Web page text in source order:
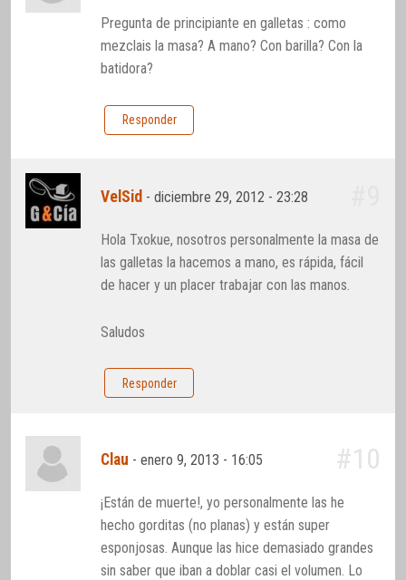
Pregunta de principiante en galletas : como
mezclais la masa? A mano? Con barilla? Con la
batidora?
Responder
VelSid -diciembre 29, 2012 - 23:28
Hola Txokue, nosotros personalmente la masa de
las galletas la hacemos a mano, es rápida, fácil
de hacer y un placer trabajar con las manos.
Saludos
Responder
Clau -enero 9, 2013 - 16:05 #10
¡Están de muerte!, yo personalmente las he
hecho gorditas (no planas) y están super
esponjosas. Aunque las hice demasiado grandes
sin saber que iban a doblar casi el volumen. Lo